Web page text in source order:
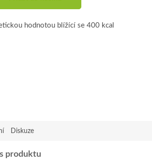
hodnotou blížící se 400 kcal
Diskuze
produktu